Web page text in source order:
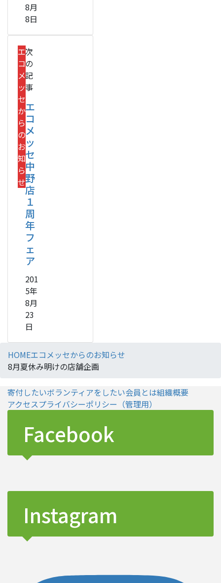
8月
8日
エ
コ
メ
ッ
セ
か
ら
の
お
知
ら
せ
次
の
記
事
エ
コ
メ
ッ
セ
中
野
店
１
周
年
フ
ェ
ア
201
5年
8月
23
日
HOMEエコメッセからのお知らせ
8月夏休み明けの店舗企画
寄付したいボランティアをしたい会員とは組織概要
アクセスプライバシーポリシー （管理用）
Facebook
Instagram